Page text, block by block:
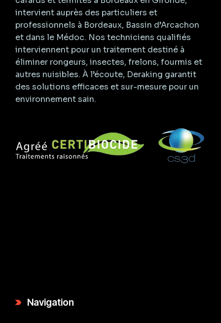
intervient auprès des particuliers et
professionnels à Bordeaux, Bassin d’Arcachon
et dans le Médoc. Nos techniciens qualifiés
interviennent pour un traitement destiné à
éliminer rongeurs, insectes, frelons, fourmis et
autres nuisibles. À l’écoute, Deraking garantit
des solutions efficaces et sur-mesure pour un
environnement sain.
Navigation